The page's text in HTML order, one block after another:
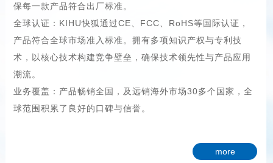
保每一款产品符合出厂标准。
全球认证：KIHU快狐通过CE、FCC、RoHS等国际认证，
产品符合全球市场准入标准。拥有多项知识产权与专利技
术，以核心技术构建竞争壁垒，确保技术领先性与产品应用
潮流。
业务覆盖：产品畅销全国，及远销海外市场30多个国家，全
球范围积累了良好的口碑与信誉。
more